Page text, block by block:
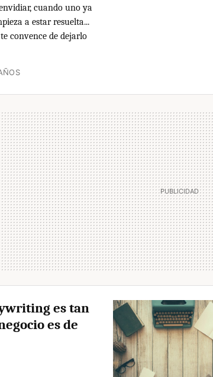
cuando uno ya
a estar resuelta...
convence de dejarlo
es tan
es de